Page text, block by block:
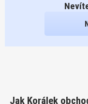
Jak Korálek